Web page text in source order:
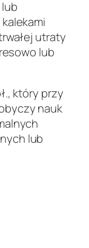
utraty
lub
który przy
nauk
lub